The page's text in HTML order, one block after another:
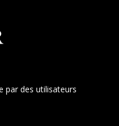
par des utilisateurs